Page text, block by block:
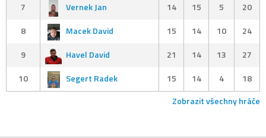
7
Vernek Jan 14 15 5
20
8
Macek David 15 14 10
24
9
Havel David 21 14 13
27
10
Segert Radek 15 14 4
18
Zobrazit všechny hráče